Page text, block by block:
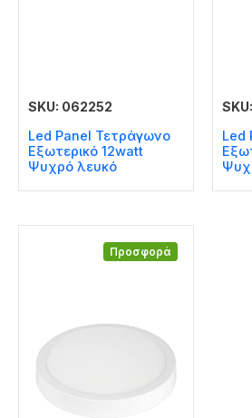
SKU: 062252
Led Panel Τετράγωνο
Εξωτερικό 12watt
Ψυχρό λευκό
Led
Προσφορά